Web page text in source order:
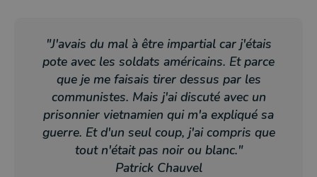
"J'avais du mal à être impartial car j'étais
pote avec les soldats américains. Et parce
que je me faisais tirer dessus par les
communistes. Mais j'ai discuté avec un
prisonnier vietnamien qui m'a expliqué sa
guerre. Et d'un seul coup, j'ai compris que
tout n'était pas noir ou blanc."
Patrick Chauvel